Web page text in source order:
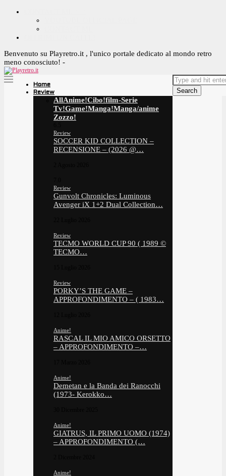
Benvenuto su Playretro.it , l'unico portale dedicato al mondo retro
meno conosciuto! -
Home
Review
AllAnime!Cibo!film-Serie
Tv!Game!Manga!Manga/anime
Zozzo!
Review
SOCCER KID COLLECTION –
RECENSIONE – (2026 @…
Review
Gunvolt Chronicles: Luminous
Avenger iX 1+2 Dual Collection…
Review
TECMO WORLD CUP 90 ( 1989 ©
TECMO…
Review
PORKY’S THE GAME –
APPROFONDIMENTO – ( 1983…
Anime!
RASCAL IL MIO AMICO ORSETTO
– APPROFONDIMENTO –…
Anime!
Demetan e la Banda dei Ranocchi
(1973- Kerokko…
Anime!
GIATRUS, IL PRIMO UOMO (1974)
– APPROFONDIMENTO (…
Anime!
Search